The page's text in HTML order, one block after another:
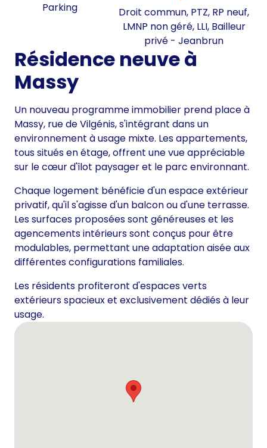
Parking
Droit commun, PTZ, RP neuf,
LMNP non géré, LLI, Bailleur
privé - Jeanbrun
Résidence neuve à
Massy
Un nouveau programme immobilier prend place à
Massy, rue de Vilgénis, s'intégrant dans un
environnement à usage mixte. Les appartements,
tous situés en étage, offrent une vue appréciable
sur le cœur d'îlot paysager et le parc environnant.
Chaque logement bénéficie d'un espace extérieur
privatif, qu'il s'agisse d'un balcon ou d'une terrasse.
Les surfaces proposées sont généreuses et les
agencements intérieurs sont conçus pour être
modulables, permettant une adaptation aisée aux
différentes configurations familiales.
Les résidents profiteront d'espaces verts
extérieurs spacieux et exclusivement dédiés à leur
usage.